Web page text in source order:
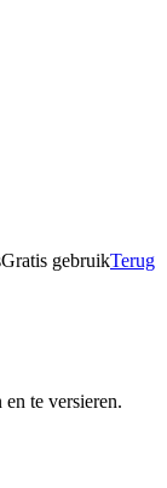
Gratis gebruikTerug
te versieren.